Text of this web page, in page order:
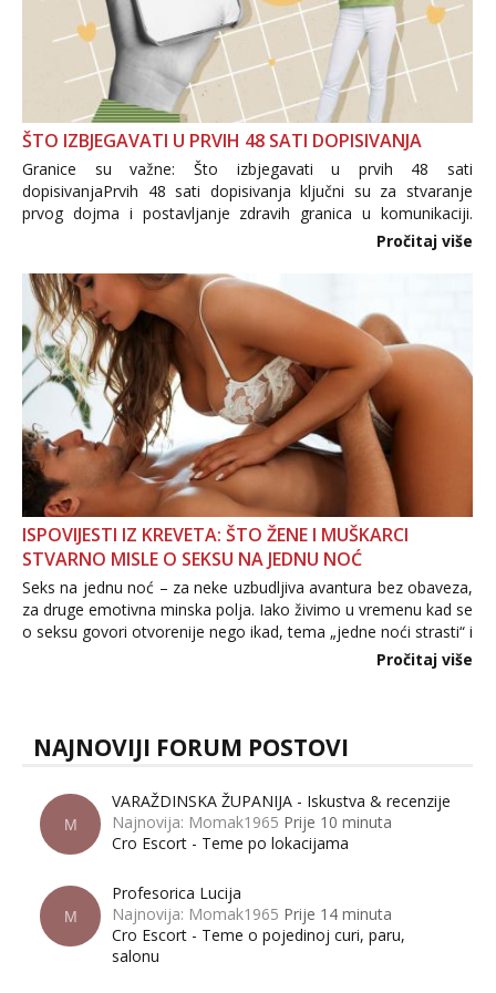
ŠTO IZBJEGAVATI U PRVIH 48 SATI DOPISIVANJA
Granice su važne: Što izbjegavati u prvih 48 sati
dopisivanjaPrvih 48 sati dopisivanja ključni su za stvaranje
prvog dojma i postavljanje zdravih granica u komunikaciji.
Važno je izbjeći prebrzo otkrivanje osobnih ili intimnih
informacija, jer nepoznata osoba još nije zaslužila to
povjerenje. Takođe...
Pročitaj više
ISPOVIJESTI IZ KREVETA: ŠTO ŽENE I MUŠKARCI
STVARNO MISLE O SEKSU NA JEDNU NOĆ
Seks na jednu noć – za neke uzbudljiva avantura bez obaveza,
za druge emotivna minska polja. Iako živimo u vremenu kad se
o seksu govori otvorenije nego ikad, tema „jedne noći strasti“ i
dalje izaziva burne rasprave. Što zapravo misle žene, a što
Pročitaj više
NAJNOVIJI FORUM POSTOVI
M
VARAŽDINSKA ŽUPANIJA - Iskustva & recenzije
Najnovija: Momak1965 Prije 10 minuta
Cro Escort - Teme po lokacijama
M
Profesorica Lucija
Najnovija: Momak1965 Prije 14 minuta
Cro Escort - Teme o pojedinoj curi, paru,
salonu